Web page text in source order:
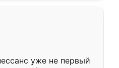
уже не первый